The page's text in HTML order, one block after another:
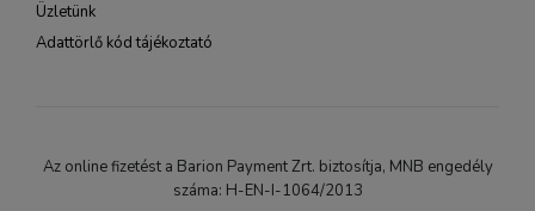
Üzletünk
Adattörlő kód tájékoztató
Az online fizetést a Barion Payment Zrt. biztosítja, MNB engedély
száma: H-EN-I-1064/2013